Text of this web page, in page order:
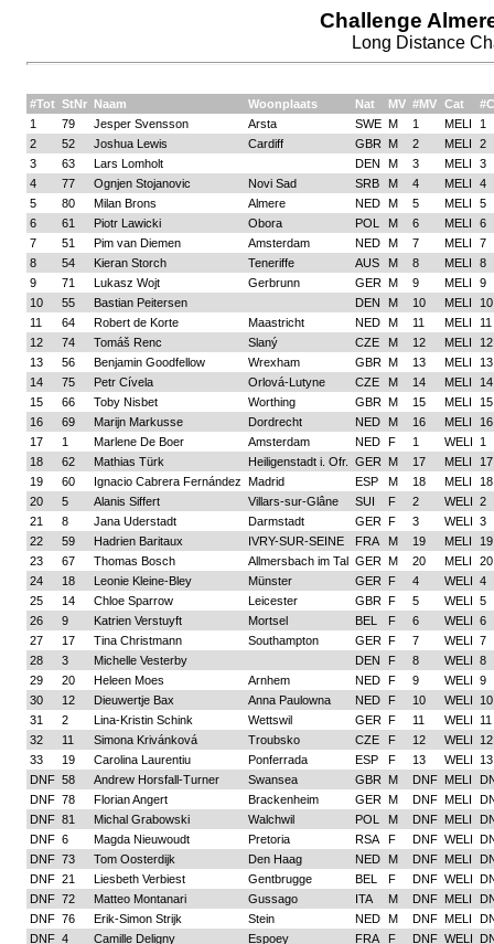
Challenge
Long Distance
#Tot StNr Naam Woonplaats Nat MV #MV Cat
1
79 Jesper Svensson Arsta SWE M 1 MELI
1
2
52 Joshua Lewis Cardiff GBR M 2 MELI
2
3
63 Lars Lomholt DEN M 3 MELI
3
4
77 Ognjen Stojanovic Novi Sad SRB M 4 MELI
4
5
80 Milan Brons Almere NED M 5 MELI
5
6
61 Piotr Lawicki Obora POL M 6 MELI
6
7
51 Pim van Diemen Amsterdam NED M 7 MELI
7
8
54 Kieran Storch Teneriffe AUS M 8 MELI
8
9
71 Lukasz Wojt Gerbrunn GER M 9 MELI
9
10
55 Bastian Peitersen DEN M 10 MELI
10
11
64 Robert de Korte Maastricht NED M 11 MELI
11
12
74 Tomáš Renc Slaný CZE M 12 MELI
12
13
56 Benjamin Goodfellow Wrexham GBR M 13 MELI
13
14
75 Petr Cívela Orlová-Lutyne CZE M 14 MELI
14
15
66 Toby Nisbet Worthing GBR M 15 MELI
15
16
69 Marijn Markusse Dordrecht NED M 16 MELI
16
17
1 Marlene De Boer Amsterdam NED F 1 WELI
1
18
62 Mathias Türk Heiligenstadt i. Ofr. GER M 17 MELI
17
19
60 Ignacio Cabrera Fernández Madrid ESP M 18 MELI
18
20
5 Alanis Siffert Villars-sur-Glâne SUI F 2 WELI 2
21
8 Jana Uderstadt Darmstadt GER F 3 WELI 3
22
59 Hadrien Baritaux IVRY-SUR-SEINE FRA M 19 MELI
19
23
67 Thomas Bosch Allmersbach im Tal GER M 20 MELI
20
24
18 Leonie Kleine-Bley Münster GER F 4 WELI 4
25
14 Chloe Sparrow Leicester GBR F 5 WELI 5
26
9 Katrien Verstuyft Mortsel BEL F 6 WELI 6
27
17 Tina Christmann Southampton GER F 7 WELI 7
28
3 Michelle Vesterby DEN F 8 WELI 8
29
20 Heleen Moes Arnhem NED F 9 WELI 9
30
12 Dieuwertje Bax Anna Paulowna NED F 10 WELI
10
31
2 Lina-Kristin Schink Wettswil GER F 11 WELI
11
32
11 Simona Krivánková Troubsko CZE F 12 WELI
12
33
19 Carolina Laurentiu Ponferrada ESP F 13 WELI
13
DNF 58 Andrew Horsfall-Turner Swansea GBR M DNF MELI
DNF 78 Florian Angert Brackenheim GER M DNF MELI
DNF 81 Michal Grabowski Walchwil POL M DNF MELI
DNF 6 Magda Nieuwoudt Pretoria RSA F DNF WELI
DNF 73 Tom Oosterdijk Den Haag NED M DNF MELI
DNF 21 Liesbeth Verbiest Gentbrugge BEL F DNF WELI
DNF 72 Matteo Montanari Gussago ITA M DNF MELI
DNF 76 Erik-Simon Strijk Stein NED M DNF MELI
DNF 4 Camille Deligny Espoey FRA F DNF WELI